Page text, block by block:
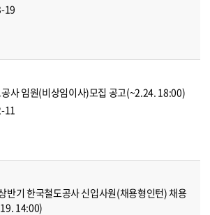
19
사 임원(비상임이사)모집 공고(~2.24. 18:00)
11
반기 한국철도공사 신입사원(채용형인턴) 채용
14:00)